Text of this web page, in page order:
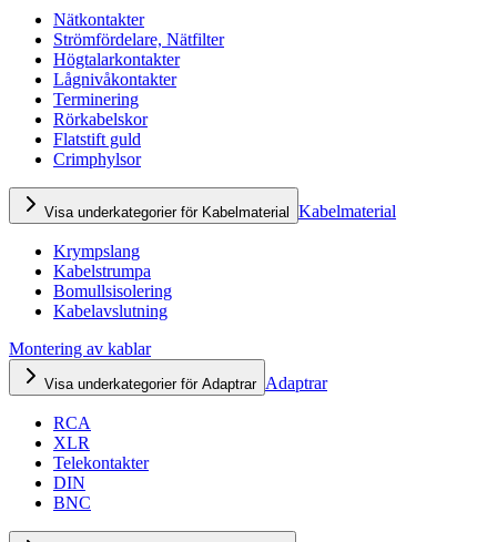
Nätkontakter
Strömfördelare, Nätfilter
Högtalarkontakter
Lågnivåkontakter
Terminering
Rörkabelskor
Flatstift guld
Crimphylsor
Visa underkategorier för Kabelmaterial Kabelmaterial
Krympslang
Kabelstrumpa
Bomullsisolering
Kabelavslutning
Montering av kablar
Visa underkategorier för Adaptrar Adaptrar
RCA
XLR
Telekontakter
DIN
BNC